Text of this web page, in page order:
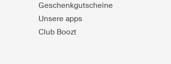
Geschenkgutscheine
Unsere apps
Club Boozt